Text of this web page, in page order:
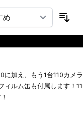
に加え、もう1台110カメ
ィルム缶も付属します！